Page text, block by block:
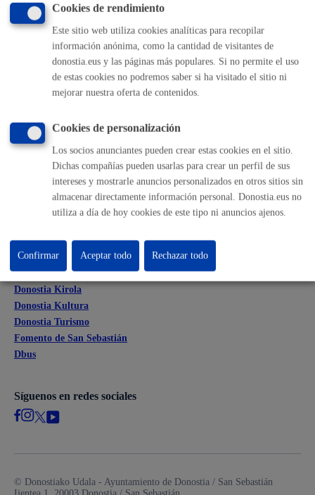
010
(+34) 943 481 000
Buzón de la ciudadanía
Informar de un error en la web
Ofertas de empleo
Mapas - GeoDonostia
Sala de prensa
Otras páginas web corporativas
Donostia Kirola
Donostia Kultura
Donostia Turismo
Fomento de San Sebastián
Dbus
Síguenos en redes sociales
© Donostiako Udala - Ayuntamiento de Donostia / San Sebastián
Cookies de rendimiento
Este sitio web utiliza cookies analíticas para recopilar
información anónima, como la cantidad de visitantes de
donostia.eus y las páginas más populares. Si no permite el uso
de estas cookies no podremos saber si ha visitado el sitio ni
mejorar nuestra oferta de contenidos.
Cookies de personalización
Los socios anunciantes pueden crear estas cookies en el sitio.
Dichas compañías pueden usarlas para crear un perfil de sus
intereses y mostrarle anuncios personalizados en otros sitios sin
almacenar directamente información personal. Donostia.eus no
utiliza a día de hoy cookies de este tipo ni anuncios ajenos.
Rechazar todo
Confirmar Aceptar todo